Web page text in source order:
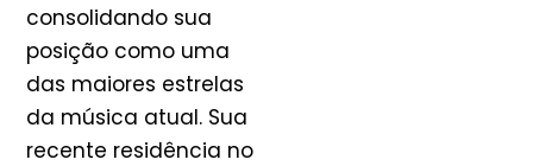
consolidando sua
posição como uma
das maiores estrelas
da música atual. Sua
recente residência no